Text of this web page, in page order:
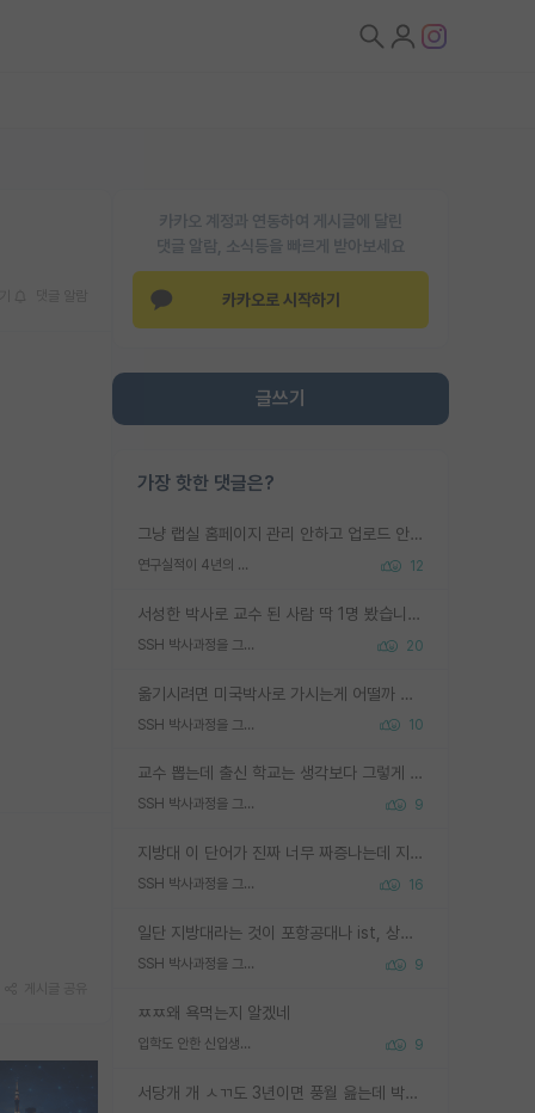
카카오 계정과 연동하여 게시글에 달린
댓글 알람, 소식등을 빠르게 받아보세요
카카오로 시작하기
글쓰기
가장 핫한 댓글은?
그냥 랩실 홈페이지 관리 안하고 업로드 안한거 아님?
연구실적이 4년의 공백이 있는거 어떻게 생각하냐 12
서성한 박사로 교수 된 사람 딱 1명 봤습니다. 근데 지방대 박사로 교수된 거는 기적이 일어나야되요. 서성한 학부부터여도 빡센게 교수임용일텐데 지방대박사로 무슨 교수가 되나요...... 중소기업/중견기업 팀장급/연구소장급이나 될거 같네요.
SSH 박사과정을 그만두고 지방대 박사로 옮기면 교수의 꿈은 끝일까요? 20
옮기시려면 미국박사로 가시는게 어떨까 싶네요. 교수가 꿈이면 미국박사 하고 미국교수 까지 같이 노리시는게 기회가 많지 않을까요?
SSH 박사과정을 그만두고 지방대 박사로 옮기면 교수의 꿈은 끝일까요? 10
교수 뽑는데 출신 학교는 생각보다 그렇게 안 봄. 앞으로는 더 안 보게 될거임. 박사는 어디서 진행해도 됨. 단, 제대로 쌓고 좋은 실적 만들 수 있다면. 그런데 지방대는 그럴 가능성이 지극히 낮음. 나만 열심히 잘 하면 된다? 인간은 주변 환경에 지배되는 나약한 존재임. 주변의 지방대 대학원생과 섞이고 지방 특유의 여유로움 또는 나쁘게 얘기해서 나태함에 젖어 살다보면 교수의 꿈 자체를 잊어버리게 될 가능성도 있음. 주변 환경이 70~80%임.
SSH 박사과정을 그만두고 지방대 박사로 옮기면 교수의 꿈은 끝일까요? 9
지방대 이 단어가 진짜 너무 짜증나는데 지방대면 다 그냥 쓰레기인가요? 무슨 말 같지도 않은 댓글들이 있는건지??? 지방에도 충분히 좋은 대학 많고 충분히 잘하는 교수님들 많습니다 포항공대 4개 IST 대표 지거국들 여기 모두 다 지방에 있고 여기 출신들 중에 교수하는 분들 적지 않습니다 지거국 출신이 무슨 교수를 하냐?라고 생각할 사람들 많은데 상위 대표 지거국에 아웃라이어들 많습니다 결국 개인의 연구역량과 실적이 중요합니다 이 역량을 펼치는데 있어서 지도교수와의 합도 중요합니다. 그리고 경력이 필요하면 해외포닥까지 다녀오세요
SSH 박사과정을 그만두고 지방대 박사로 옮기면 교수의 꿈은 끝일까요? 16
일단 지방대라는 것이 포항공대나 ist, 상위 지거국은 아니라고 생각하겠습니다. 그런곳은 서성한에 비해 소위 대학 네임밸류가 크게 뒤떨어지지는 않으니까요. 대학 이름이 중요하냐? 당연합니다. 대학 이름이 좋아서 좋은 아웃풋이 나오는 것이냐, 좋은 대학은 좋은 사람과 좋은 기회가 몰려있으니 아웃풋도 자연스럽게 좋아지는 것이냐? 대답하기 어려운 문제입니다. 아직 한국 사회에서 학벌을 보는 것도, 특히 이공계를 중심으로 학벌보다는 실적 위주라는 분위기가 형성되는 것도 사실입니다. 지방대 출신으로 전임교수가 될수 있느냐? 가능 불가능을 따지면 당연히 가능입니다. 지방대 박사 출신으로 전임교원이 된 경우가 실제로 있으니까요. 현실적인 가능성이 있느냐? 지금 이정도 대학의 교수가 되고싶다고 생각되는 대학 들어가서 컴공과 교수 목록 켜고 박사 어디서 받았는지 쭉 한번 보세요. 냉정하게 지방대 출신인 분들이 많지는 않으실겁니다.
SSH 박사과정을 그만두고 지방대 박사로 옮기면 교수의 꿈은 끝일까요? 9
ㅉㅉ왜 욕먹는지 알겠네
입학도 안한 신입생이 원래 관심을 받나요 9
서당개 개 ㅅㄲ도 3년이면 풍월 읊는데 박사 5년 이상 대리고 있으면서 물된건 교수 탓 맞는ㄱ게 거기가 서당이 아니란 소리임